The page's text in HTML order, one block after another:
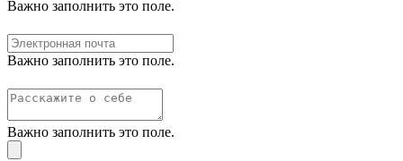
Важно заполнить это поле.
Важно заполнить это поле.
Важно заполнить это поле.